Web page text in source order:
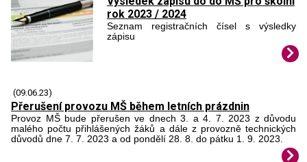
rok 2023 / 2024
Seznam registračních čísel s výsledky
zápisu
(09.06.23)
Přerušení provozu MŠ během letních prázdnin
Provoz MŠ bude přerušen ve dnech 3. a 4. 7. 2023 z důvodu
malého počtu přihlášených žáků a dále z provozně technických
důvodů dne 7. 7. 2023 a od pondělí 28. 8. do pátku 1. 9. 2023.